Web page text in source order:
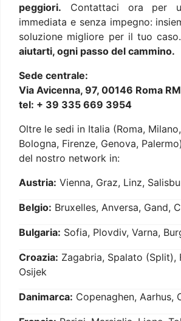
peggiori. Contattaci ora per
immediata e senza impegno:
soluzione migliore per il tuo caso.
aiutarti, ogni passo del cammino.
Sede centrale:
Via Avicenna, 97, 00146 Roma RM
tel: + 39 335 669 3954
Oltre le sedi in Italia (Roma,
Bologna, Firenze, Genova,
del nostro network in:
Austria: Vienna, Graz, Linz,
Belgio: Bruxelles, Anversa, Gand,
Bulgaria: Sofia, Plovdiv, Varna,
Croazia: Zagabria, Spalato (Split),
Osijek
Danimarca: Copenaghen, Aarhus,